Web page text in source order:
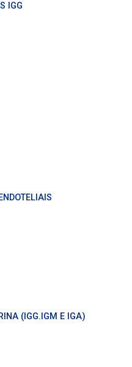
IGG
(IGG.IGM E IGA)